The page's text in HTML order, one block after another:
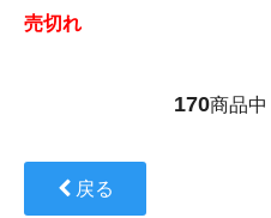
売切れ
170商品中
戻る